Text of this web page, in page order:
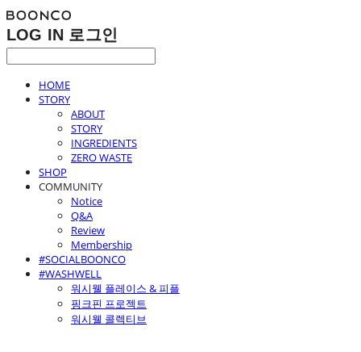
LOG IN 로그인
HOME
STORY
ABOUT
STORY
INGREDIENTS
ZERO WASTE
SHOP
COMMUNITY
Notice
Q&A
Review
Membership
#SOCIALBOONCO
#WASHWELL
워시웰 플레이스 & 피플
핑크핀 프로젝트
워시웰 콜렉티브